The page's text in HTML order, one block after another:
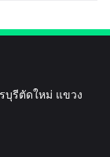
บุรีตัดใหม่ แขวง